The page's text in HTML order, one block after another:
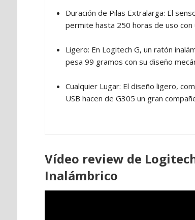
Duración de Pilas Extralarga: El
permite hasta 250 horas de uso con
Ligero: En Logitech G, un ratón
pesa 99 gramos con su diseño
Cualquier Lugar: El diseño ligero,
USB hacen de G305 un gran
Vídeo review de
Inalámbrico